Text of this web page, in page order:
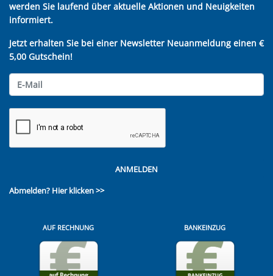
werden Sie laufend über aktuelle Aktionen und Neuigkeiten
informiert.
Jetzt erhalten Sie bei einer Newsletter Neuanmeldung einen €
5,00 Gutschein!
ANMELDEN
Abmelden? Hier klicken >>
AUF RECHNUNG BANKEINZUG